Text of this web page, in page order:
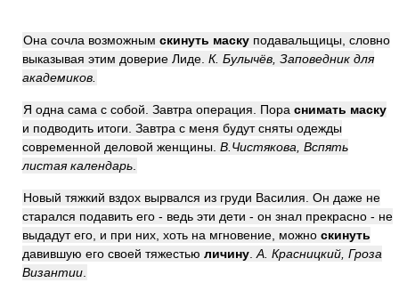
Она сочла возможным скинуть маску подавальщицы, словно
выказывая этим доверие Лиде. К. Булычёв, Заповедник для
академиков.
Я одна сама с собой. Завтра операция. Пора снимать маску
и подводить итоги. Завтра с меня будут сняты одежды
современной деловой женщины. В.Чистякова, Вспять
листая календарь
Новый тяжкий вздох вырвался из груди Василия. Он даже не
старался подавить его - ведь эти дети - он знал прекрасно - не
выдадут его, и при них, хоть на мгновение, можно скинуть
давившую его своей тяжестью личину А. Красницкий, Гроза
Византии